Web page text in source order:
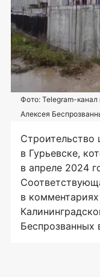
Фото: Telegram-канал
Алексея
Строительство
в Гурьевске,
в апреле 2024
в
Беспрозванных